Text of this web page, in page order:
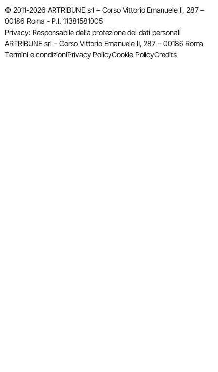
© 2011-2026 ARTRIBUNE srl – Corso Vittorio Emanuele II, 287 –
00186 Roma - P.I. 11381581005
Privacy: Responsabile della protezione dei dati personali
ARTRIBUNE srl – Corso Vittorio Emanuele II, 287 – 00186 Roma
Termini e condizioniPrivacy PolicyCookie PolicyCredits